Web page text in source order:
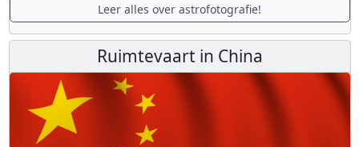
Leer alles over astrofotografie!
Ruimtevaart in China